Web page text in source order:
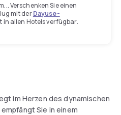
Verschenken Sie einen
mit derDayuse-
in allen Hotels verfügbar.
im Herzen des dynamischen
Sie in einem